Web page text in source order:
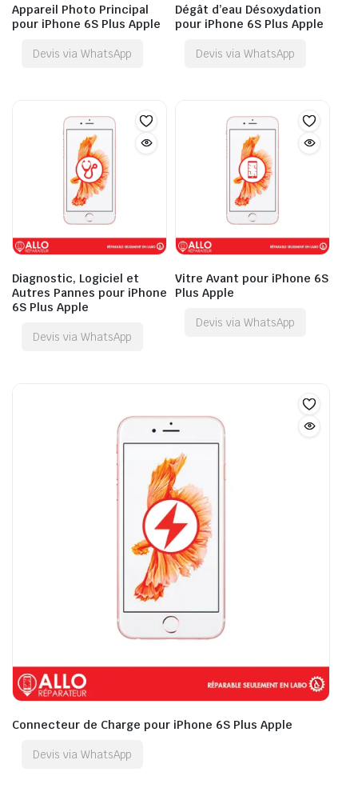
Appareil Photo Principal
pour iPhone 6S Plus Apple
Devis via WhatsApp
Dégât d’eau Désoxydation
pour iPhone 6S Plus Apple
Devis via WhatsApp
Diagnostic, Logiciel et
Autres Pannes pour iPhone
6S Plus Apple
Devis via WhatsApp
Vitre Avant pour iPhone 6S
Plus Apple
Devis via WhatsApp
Connecteur de Charge pour iPhone 6S Plus Apple
Devis via WhatsApp